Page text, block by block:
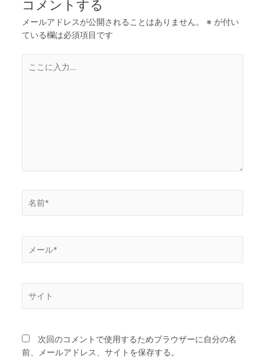
コメントする
メールアドレスが公開されることはありません。 ※ が付い
ている欄は必須項目です
ー
*
次回のコメントで使用するためブラウザーに自分の名
前、メールアドレス、サイトを保存する。